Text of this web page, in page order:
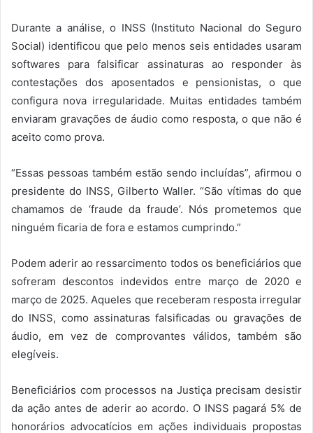
Durante a análise, o INSS (Instituto Nacional do Seguro
Social) identificou que pelo menos seis entidades usaram
softwares para falsificar assinaturas ao responder às
contestações dos aposentados e pensionistas, o que
configura nova irregularidade. Muitas entidades também
enviaram gravações de áudio como resposta, o que não é
aceito como prova.
“Essas pessoas também estão sendo incluídas”, afirmou o
presidente do INSS, Gilberto Waller. “São vítimas do que
chamamos de ‘fraude da fraude’. Nós prometemos que
ninguém ficaria de fora e estamos cumprindo.”
Podem aderir ao ressarcimento todos os beneficiários que
sofreram descontos indevidos entre março de 2020 e
março de 2025. Aqueles que receberam resposta irregular
do INSS, como assinaturas falsificadas ou gravações de
áudio, em vez de comprovantes válidos, também são
elegíveis.
Beneficiários com processos na Justiça precisam desistir
da ação antes de aderir ao acordo. O INSS pagará 5% de
honorários advocatícios em ações individuais propostas